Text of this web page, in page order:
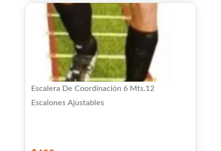
Escalera De Coordinación 6 Mts.12
Escalones Ajustables